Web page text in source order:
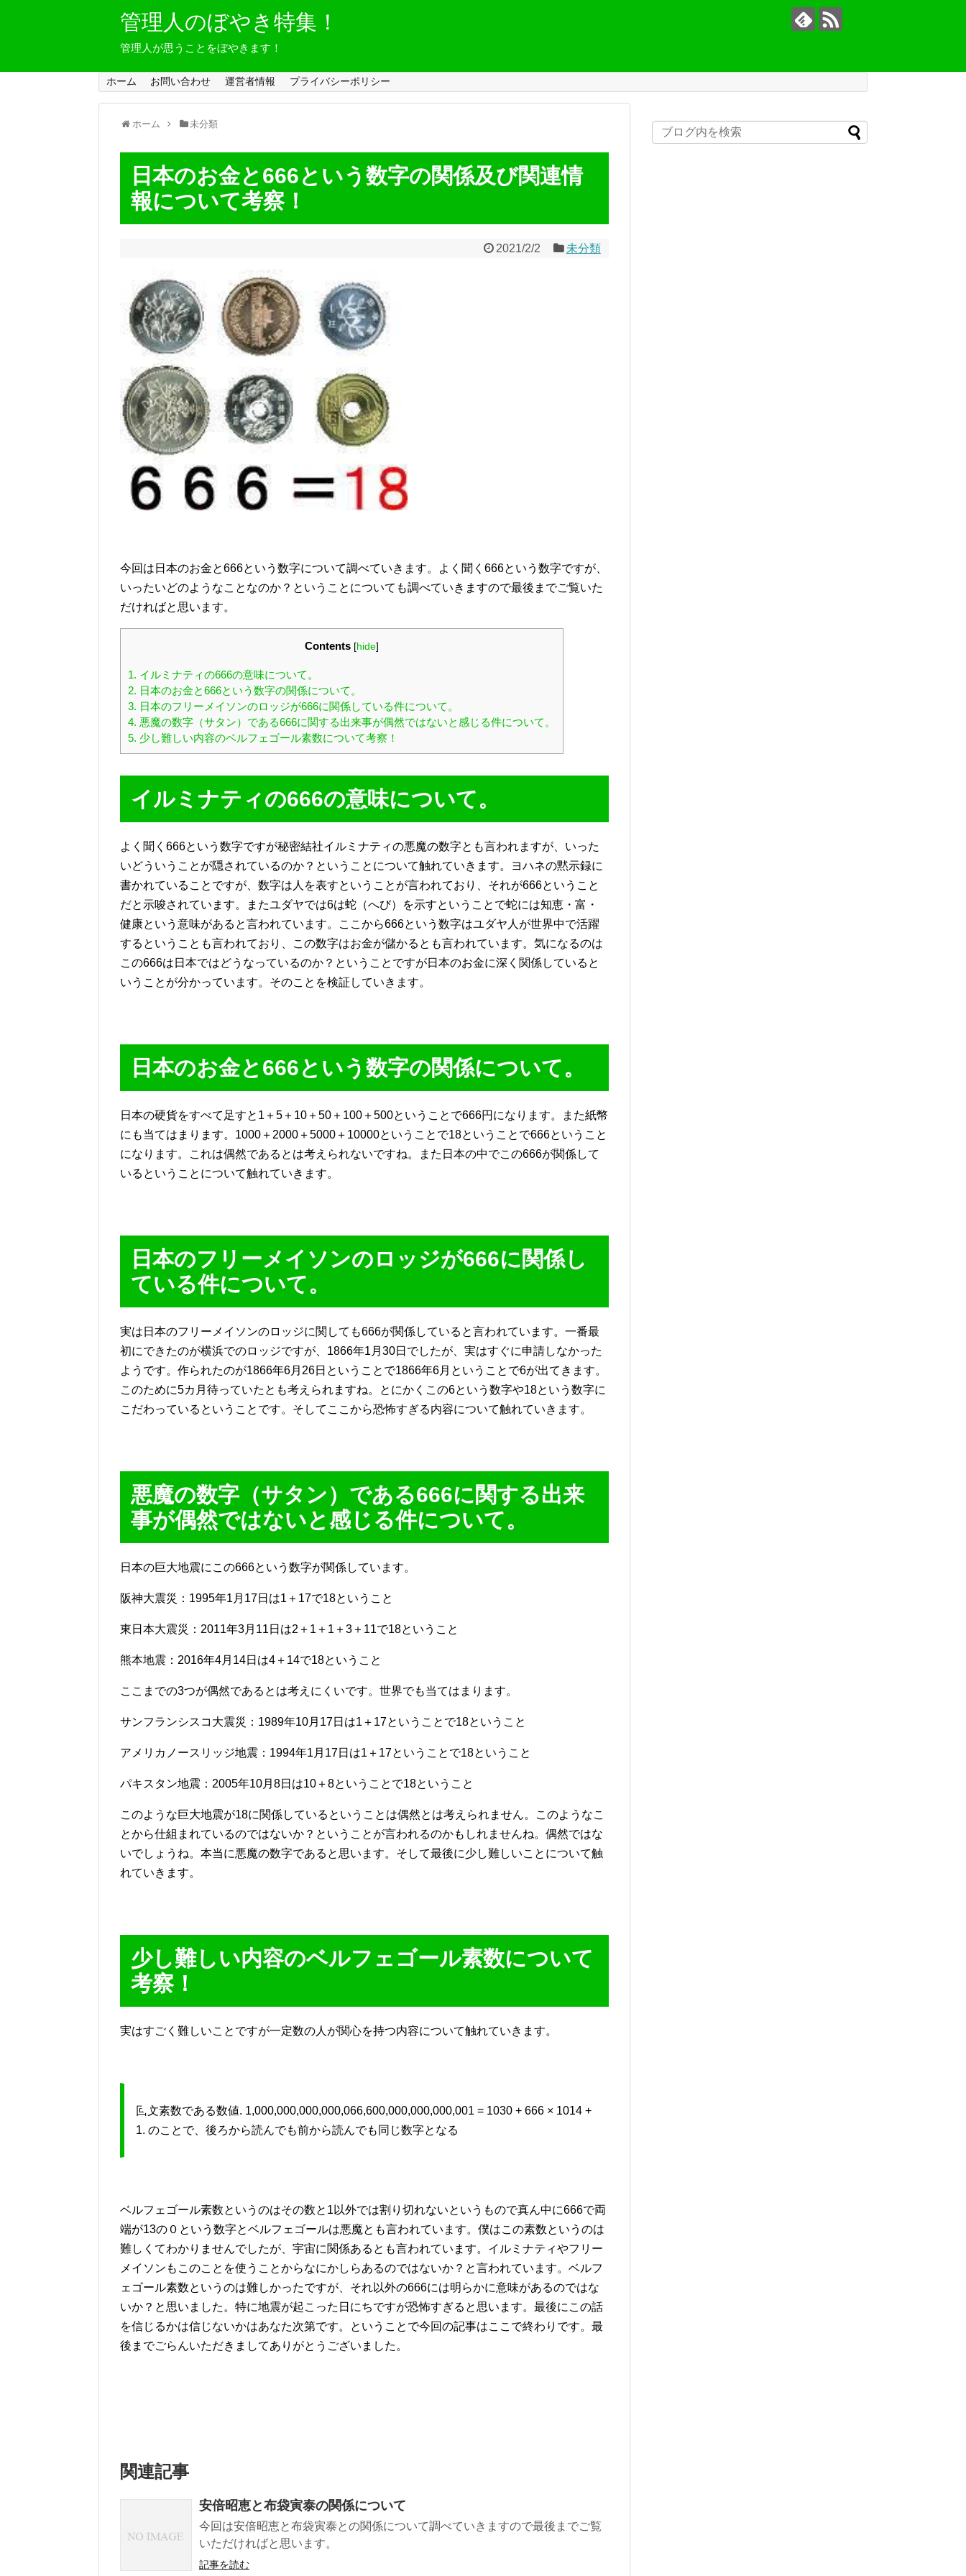
管理人のぼやき特集！
管理人が思うことをぼやきます！
ホーム お問い合わせ 運営者情報 プライバシーポリシー
ホーム 未分類
日本のお金と666という数字の関係及び関連情
報について考察！
2021/2/2 未分類
今回は日本のお金と666という数字について調べていきます。よく聞く666という数字ですが、
いったいどのようなことなのか？ということについても調べていきますので最後までご覧いた
だければと思います。
Contents [hide]
1. イルミナティの666の意味について。
2. 日本のお金と666という数字の関係について。
3. 日本のフリーメイソンのロッジが666に関係している件について。
4. 悪魔の数字（サタン）である666に関する出来事が偶然ではないと感じる件について。
5. 少し難しい内容のベルフェゴール素数について考察！
イルミナティの666の意味について。
よく聞く666という数字ですが秘密結社イルミナティの悪魔の数字とも言われますが、いった
いどういうことが隠されているのか？ということについて触れていきます。ヨハネの黙示録に
書かれていることですが、数字は人を表すということが言われており、それが666ということ
だと示唆されています。またユダヤでは6は蛇（へび）を示すということで蛇には知恵・富・
健康という意味があると言われています。ここから666という数字はユダヤ人が世界中で活躍
するということも言われており、この数字はお金が儲かるとも言われています。気になるのは
この666は日本ではどうなっているのか？ということですが日本のお金に深く関係していると
いうことが分かっています。そのことを検証していきます。
日本のお金と666という数字の関係について。
日本の硬貨をすべて足すと1＋5＋10＋50＋100＋500ということで666円になります。また紙幣
にも当てはまります。1000＋2000＋5000＋10000ということで18ということで666ということ
になります。これは偶然であるとは考えられないですね。また日本の中でこの666が関係して
いるということについて触れていきます。
日本のフリーメイソンのロッジが666に関係し
ている件について。
実は日本のフリーメイソンのロッジに関しても666が関係していると言われています。一番最
初にできたのが横浜でのロッジですが、1866年1月30日でしたが、実はすぐに申請しなかった
ようです。作られたのが1866年6月26日ということで1866年6月ということで6が出てきます。
このために5カ月待っていたとも考えられますね。とにかくこの6という数字や18という数字に
こだわっているということです。そしてここから恐怖すぎる内容について触れていきます。
悪魔の数字（サタン）である666に関する出来
事が偶然ではないと感じる件について。
日本の巨大地震にこの666という数字が関係しています。
阪神大震災：1995年1月17日は1＋17で18ということ
東日本大震災：2011年3月11日は2＋1＋1＋3＋11で18ということ
熊本地震：2016年4月14日は4＋14で18ということ
ここまでの3つが偶然であるとは考えにくいです。世界でも当てはまります。
サンフランシスコ大震災：1989年10月17日は1＋17ということで18ということ
アメリカノースリッジ地震：1994年1月17日は1＋17ということで18ということ
パキスタン地震：2005年10月8日は10＋8ということで18ということ
このような巨大地震が18に関係しているということは偶然とは考えられません。このようなこ
とから仕組まれているのではないか？ということが言われるのかもしれませんね。偶然ではな
いでしょうね。本当に悪魔の数字であると思います。そして最後に少し難しいことについて触
れていきます。
少し難しい内容のベルフェゴール素数について
考察！
実はすごく難しいことですが一定数の人が関心を持つ内容について触れていきます。
回文素数である数値. 1,000,000,000,000,066,600,000,000,000,001 = 1030 + 666 × 1014 +
1. のことで、後ろから読んでも前から読んでも同じ数字となる
ベルフェゴール素数というのはその数と1以外では割り切れないというもので真ん中に666で両
端が13の０という数字とベルフェゴールは悪魔とも言われています。僕はこの素数というのは
難しくてわかりませんでしたが、宇宙に関係あるとも言われています。イルミナティやフリー
メイソンもこのことを使うことからなにかしらあるのではないか？と言われています。ベルフ
ェゴール素数というのは難しかったですが、それ以外の666には明らかに意味があるのではな
いか？と思いました。特に地震が起こった日にちですが恐怖すぎると思います。最後にこの話
を信じるかは信じないかはあなた次第です。ということで今回の記事はここで終わりです。最
後までごらんいただきましてありがとうございました。
関連記事
安倍昭恵と布袋寅泰の関係について
今回は安倍昭恵と布袋寅泰との関係について調べていきますので最後までご覧
いただければと思います。
記事を読む